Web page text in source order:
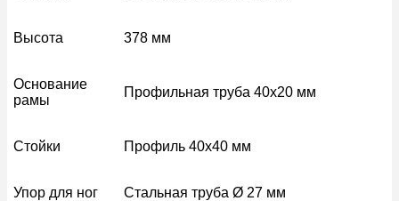
Высота 378 мм
Основание
рамы
Профильная труба 40х20 мм
Стойки Профиль 40х40 мм
Упор для ног Стальная труба Ø 27 мм